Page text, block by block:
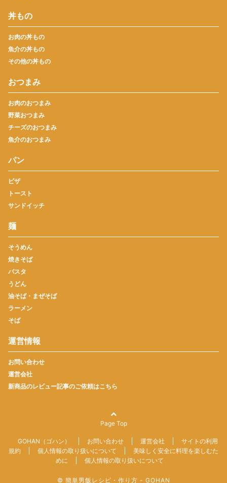
丼もの
お肉の丼もの
魚介の丼もの
その他の丼もの
おつまみ
お肉のおつまみ
野菜おつまみ
チーズのおつまみ
魚介のおつまみ
パン
ピザ
トースト
サンドイッチ
麺
そうめん
焼きそば
パスタ
うどん
油そば・まぜそば
ラーメン
そば
運営情報
お問い合わせ
運営会社
新商品のレビュー記事のご依頼はこちら
Page Top
GOHAN（ゴハン） お問い合わせ 運営会社
サイトの利用
規約
個人情報の取り扱いについて
美味しく安全に料理を楽しむた
めに
個人情報の取り扱いについて
© 簡単男飯レシピ・作り方 - GOHAN